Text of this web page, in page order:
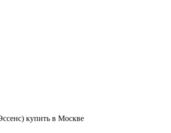
купить в Москве